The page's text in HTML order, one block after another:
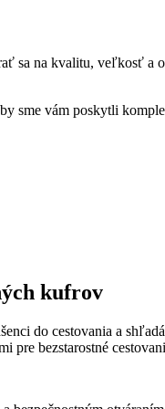
sa na kvalitu, veľkosť
sme vám poskytli
kufrov
do cestovania a
pre bezstarostné